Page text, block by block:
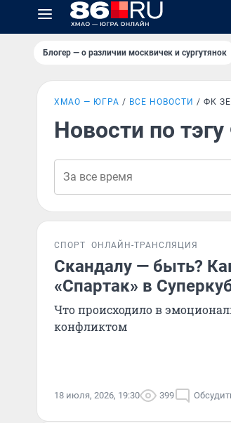
Блогер — о различии москвичек и сургутянок
ХМАО — ЮГРА ВСЕ НОВОСТИ ФК
Новости по
СПОРТ ОНЛАЙН-ТРАНСЛЯЦИЯ
Скандалу — быть?
«Спартак» в
Что происходило в
конфликтом
18 июля, 2026, 19:30 399